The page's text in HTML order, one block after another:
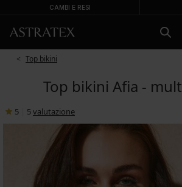
CAMBI E RESI
Top bikini
Top bikini Afia -
5 5valutazione